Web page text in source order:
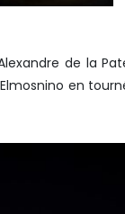
de la
en